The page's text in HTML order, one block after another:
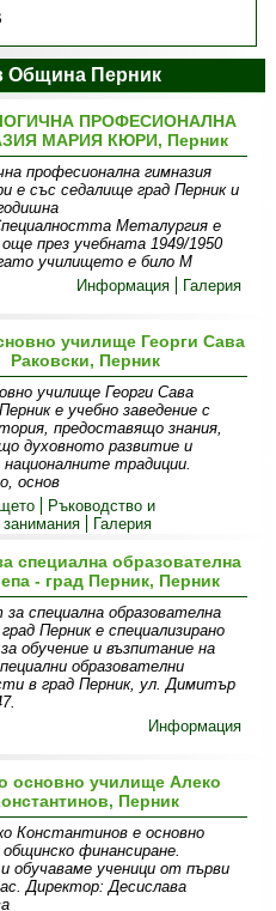
Община Перник
ПРОФЕСИОНАЛНА
МАРИЯ КЮРИ, Перник
професионална гимназия
е със седалище град Перник и
Металургия е
още през учебната 1949/1950
училището е било М
Информация
Галерия
училище Георги Сава
Раковски, Перник
училище Георги Сава
е учебно заведение с
предоставящо знания,
духовното развитие и
националните традиции.
основ
Ръководство и
Галерия
специална образователна
- град Перник, Перник
специална образователна
Перник е специализирано
обучение и възпитание на
образователни
в град Перник, ул. Димитър
Информация
основно училище Алеко
Перник
Константинов е основно
финансиране.
обучаваме ученици от първи
Директор: Десислава